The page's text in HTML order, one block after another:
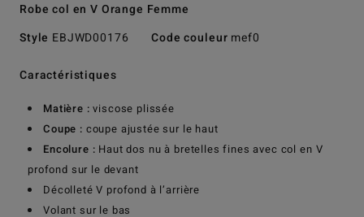
Robe col en V Orange Femme
Style EBJWD00176 Code couleur mef0
Caractéristiques
Matière :viscose plissée
Coupe : coupe ajustée sur le haut
Encolure : Haut dos nu à bretelles fines avec col en V
profond sur le devant
Décolleté V profond à l’arrière
Volant sur le bas